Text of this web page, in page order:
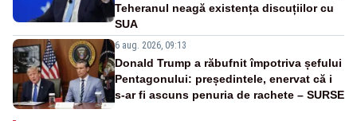
Teheranul neagă existența discuțiilor cu
SUA
6 aug. 2026, 09:13
Donald Trump a răbufnit împotriva șefului
Pentagonului: președintele, enervat că i
s-ar fi ascuns penuria de rachete – SURSE